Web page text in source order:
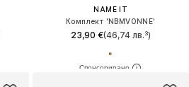
NAME IT
Комплект 'NBMVONNE'
23,90 €(46,74 лв.³)